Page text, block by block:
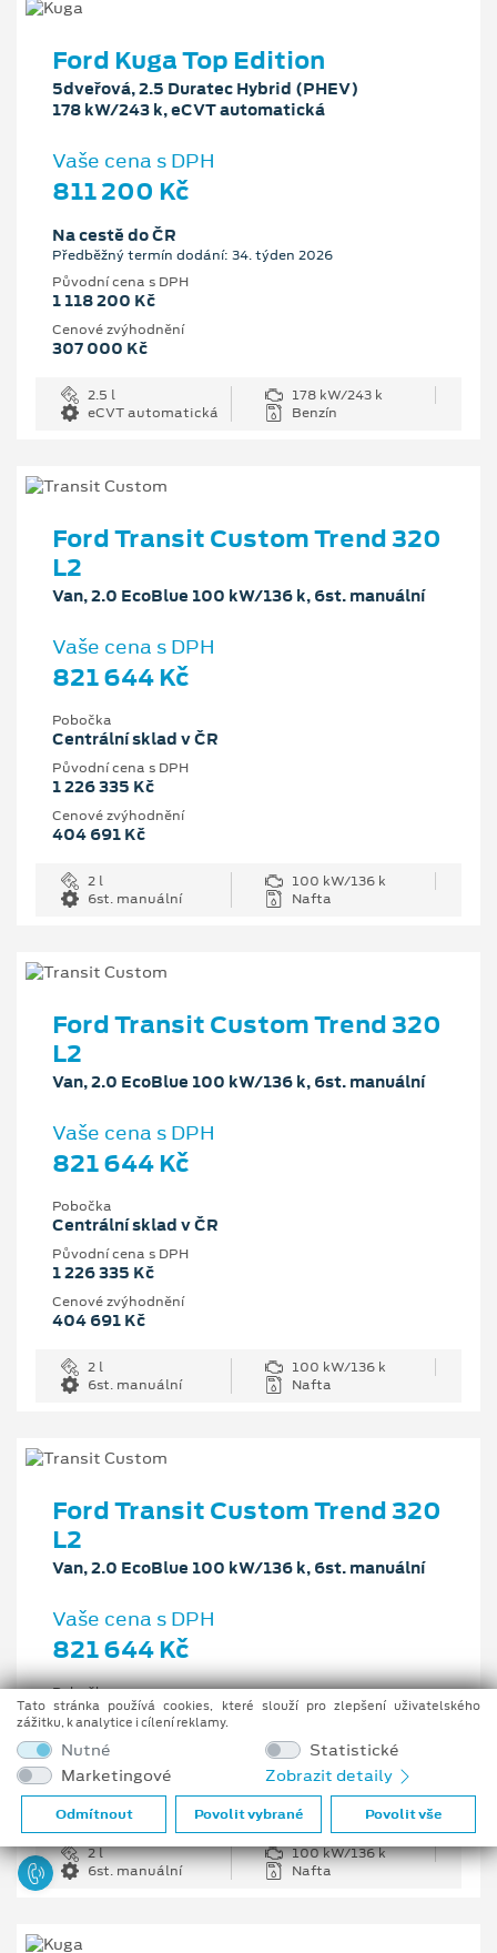
Ford Kuga Top Edition
5dveřová, 2.5 Duratec Hybrid (PHEV)
178 kW/243 k, eCVT automatická
Vaše cena s DPH
811 200 Kč
Na cestě do ČR
Předběžný termín dodání: 34. týden 2026
Původní cena s DPH
1 118 200 Kč
Cenové zvýhodnění
307 000 Kč
2.5 l
178 kW/243 k
eCVT automatická
Benzín
Ford Transit Custom Trend 320
L2
Van, 2.0 EcoBlue 100 kW/136 k, 6st. manuální
Vaše cena s DPH
821 644 Kč
Pobočka
Centrální sklad v ČR
Původní cena s DPH
1 226 335 Kč
Cenové zvýhodnění
404 691 Kč
2 l
100 kW/136 k
6st. manuální
Nafta
Ford Transit Custom Trend 320
L2
Van, 2.0 EcoBlue 100 kW/136 k, 6st. manuální
Vaše cena s DPH
821 644 Kč
Pobočka
Centrální sklad v ČR
Původní cena s DPH
1 226 335 Kč
Cenové zvýhodnění
404 691 Kč
2 l
100 kW/136 k
6st. manuální
Nafta
Ford Transit Custom Trend 320
L2
Van, 2.0 EcoBlue 100 kW/136 k, 6st. manuální
Vaše cena s DPH
821 644 Kč
Pobočka
Opava
1 226 335 Kč
Cenové zvýhodnění
404 691 Kč
2 l
100 kW/136 k
6st. manuální
Nafta
Tato stránka používá cookies, které slouží pro zlepšení uživatelského
zážitku, k analytice i cílení reklamy.
Nutné
Statistické
Marketingové
Zobrazit detaily
Odmítnout Povolit vybrané Povolit vše